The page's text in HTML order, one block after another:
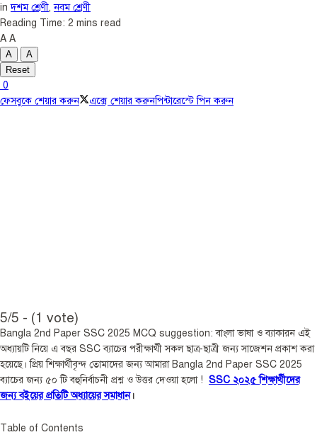
in দশম শ্রেণী,নবম শ্রেণী
Reading Time: 2 mins read
A A
A
A
Reset
0
ফেসবুকে শেয়ার করুন
এক্সে শেয়ার করুনপিন্টারেস্টে পিন করুন
5/5 - (1 vote)
Bangla 2nd Paper SSC 2025 MCQ suggestion: বাংলা ভাষা ও ব্যাকারন এই
অধ্যায়টি নিয়ে এ বছর SSC ব্যাচের পরীক্ষার্থী সকল ছাত্র-ছাত্রী জন্য সাজেশন প্রকাশ করা
হয়েছে। প্রিয় শিক্ষার্থীবৃন্দ তোমাদের জন্য আমারা Bangla 2nd Paper SSC 2025
ব্যাচের জন্য ৫০ টি বহুনির্বাচনী প্রশ্ন ও উত্তর দেওয়া হলো ! SSC ২০২৫ শিক্ষার্থীদের
জন্য বইয়ের প্রতিটি অধ্যায়ের সমাধান।
Table of Contents